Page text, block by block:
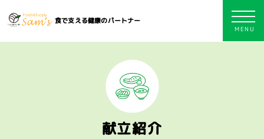
食で支える健康のパートナー
献立紹介